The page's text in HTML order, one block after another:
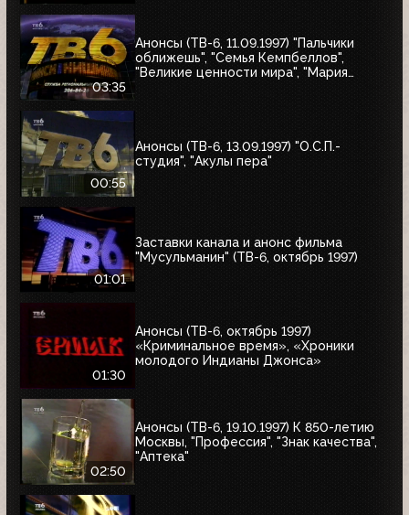
03:35
Анонсы (ТВ-6, 11.09.1997) "Пальчики
оближешь", "Семья Кемпбеллов",
"Великие ценности мира", "Мария
00:55
Анонсы (ТВ-6, 13.09.1997) "О.С.П.-
студия", "Акулы пера"
01:01
Заставки канала и анонс фильма
"Мусульманин" (ТВ-6, октябрь 1997)
01:30
Анонсы (ТВ-6, октябрь 1997)
«Криминальное время», «Хроники
молодого Индианы Джонса»
02:50
Анонсы (ТВ-6, 19.10.1997) К 850-летию
Москвы, "Профессия", "Знак качества",
"Аптека"